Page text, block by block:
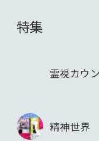
特集
霊視カウ
精神世界